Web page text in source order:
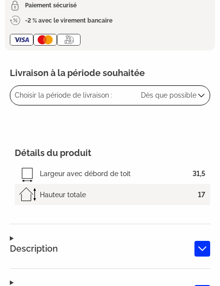
Paiement sécurisé
-2 % avec le virement bancaire
Livraison à la période souhaitée
Choisir la période de livraison : Dès que possible
Description
Détails du produit
Largeur avec débord de toit 31,5
Hauteur totale 17